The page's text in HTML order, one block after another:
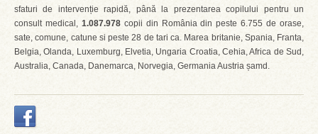
sfaturi de intervenție rapidă, până la prezentarea copilului pentru un
consult medical, 1.087.978copii din România din peste 6.755 de orase,
sate, comune, catune si peste 28 de tari ca. Marea britanie, Spania, Franta,
Belgia, Olanda, Luxemburg, Elvetia, Ungaria Croatia, Cehia, Africa de Sud,
Australia, Canada, Danemarca, Norvegia, Germania Austria șamd.